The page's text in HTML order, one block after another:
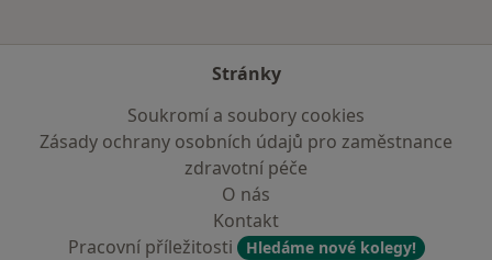
Stránky
Soukromí a soubory cookies
Zásady ochrany osobních údajů pro zaměstnance
zdravotní péče
O nás
Kontakt
Pracovní příležitosti
Hledáme nové kolegy!